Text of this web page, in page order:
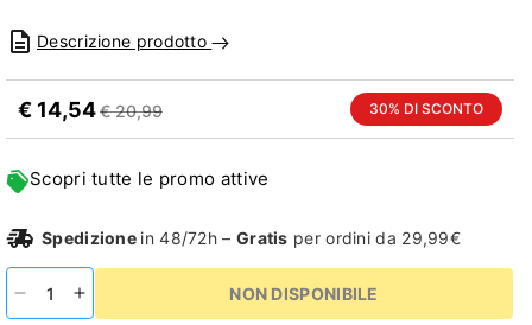
Descrizione prodotto
€ 14,54€ 20,99 30% DI SCONTO
Scopri tutte le promo attive
Spedizione in 48/72h – Gratis per ordini da 29,99€
DiminuisciAumenta
NON DISPONIBILE